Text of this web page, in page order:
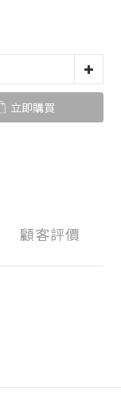
立即購買
顧客評價